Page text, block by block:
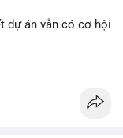
dự án vẫn có cơ hội